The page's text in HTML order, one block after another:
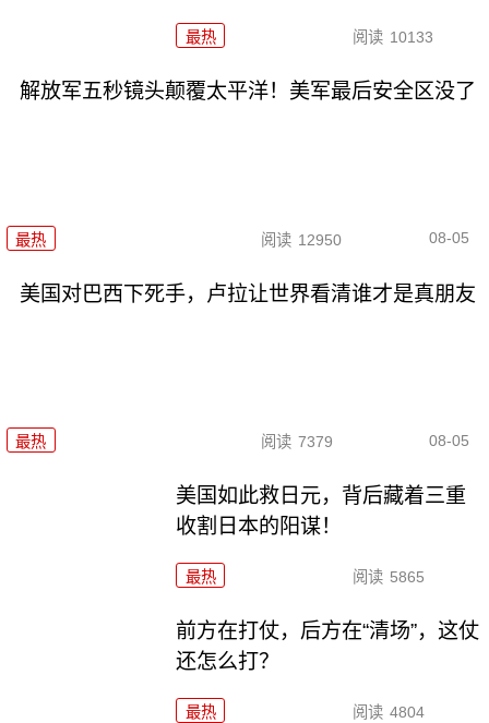
最热 阅读 10133
解放军五秒镜头颠覆太平洋！美军最后安全区没了
最热 阅读 12950 08-05
美国对巴西下死手，卢拉让世界看清谁才是真朋友
最热 阅读 7379 08-05
美国如此救日元，背后藏着三重
收割日本的阳谋！
最热 阅读 5865
前方在打仗，后方在“清场”，这仗
还怎么打？
最热 阅读 4804